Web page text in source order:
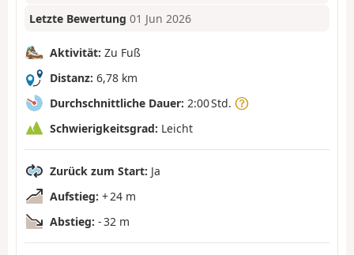
Letzte Bewertung 01 Jun 2026
Aktivität: Zu Fuß
Distanz: 6,78 km
Durchschnittliche Dauer: 2:00 Std.
Schwierigkeitsgrad: Leicht
Zurück zum Start: Ja
Aufstieg: + 24 m
Abstieg: - 32 m